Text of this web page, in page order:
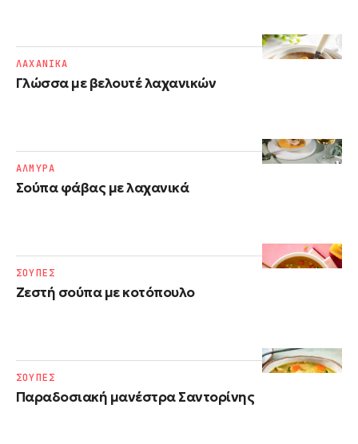
Γλώσσα με βελουτέ λαχανικών
ΛΑΧΑΝΙΚΑ
Σούπα φάβας με λαχανικά
ΑΛΜΥΡΑ
Ζεστή σούπα με κοτόπουλο
ΣΟΥΠΕΣ
Παραδοσιακή μανέστρα Σαντορίνης
ΣΟΥΠΕΣ